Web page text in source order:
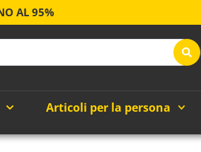
AL 95%
Articoli per la persona